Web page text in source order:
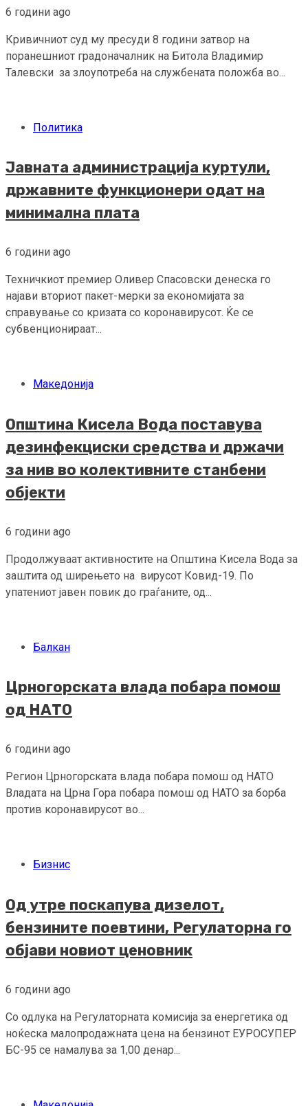
6 години ago
Кривичниот суд му пресуди 8 години затвор на
поранешниот градоначалник на Битола Владимир
Талевски за злоупотреба на службената положба во...
Политика
Јавната администрација куртули,
државните функционери одат на
минимална плата
6 години ago
Техничкиот премиер Оливер Спасовски денеска го
најави вториот пакет-мерки за економијата за
справување со кризата со коронавирусот. Ќе се
субвенционираат...
Македонија
Општина Кисела Вода поставува
дезинфекциски средства и држачи
за нив во колективните станбени
објекти
6 години ago
Продолжуваат активностите на Општина Кисела Вода за
заштита од ширењето на вирусот Ковид-19. По
упатениот јавен повик до граѓаните, од...
Балкан
Црногорската влада побара помош
од НАТО
6 години ago
Регион Црногорската влада побара помош од НАТО
Владата на Црна Гора побара помош од НАТО за борба
против коронавирусот во...
Бизнис
Од утре поскапува дизелот,
бензините поевтини, Регулаторна го
објави новиот ценовник
6 години ago
Со одлука на Регулаторната комисија за енергетика од
ноќеска малопродажната цена на бензинот ЕУРОСУПЕР
БС-95 се намалува за 1,00 денар...